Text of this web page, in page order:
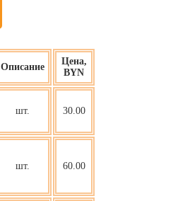
Описание
Цена,
BYN
шт. 30.00
шт. 60.00